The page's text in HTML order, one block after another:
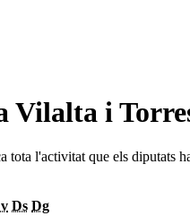
Vilalta i
tota l'activitat que els diputats
Ds Dg